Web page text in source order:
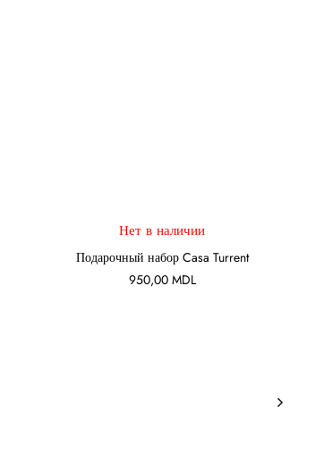
ПОДРОБНЕЕ
Нет в наличии
Подарочный набор Casa Turrent
950,00 MDL